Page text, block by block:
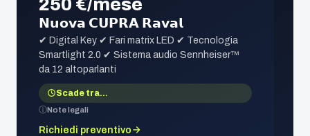
𝗡𝘂𝗼𝘃𝗮 𝗖𝗨𝗣𝗥𝗔 𝗥𝗮𝘃𝗮𝗹
✔ Digital Key ✔ Fari matrix LED ✔ Tecnologia
Smartlight 2.0 ✔ Sistema audio Sennheiser™
da 12 altoparlanti
Scade tra…
Note legali
Richiedi preventivo